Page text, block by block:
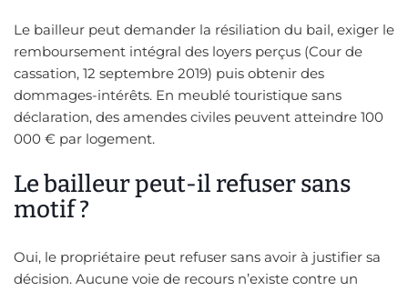
Le bailleur peut demander la résiliation du bail, exiger le
remboursement intégral des loyers perçus (Cour de
cassation, 12 septembre 2019) puis obtenir des
dommages-intérêts. En meublé touristique sans
déclaration, des amendes civiles peuvent atteindre 100
000 € par logement.
Le bailleur peut-il refuser sans
motif ?
Oui, le propriétaire peut refuser sans avoir à justifier sa
décision. Aucune voie de recours n’existe contre un